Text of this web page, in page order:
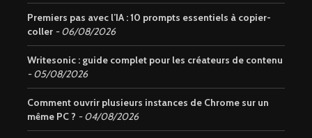
Premiers pas avec l’IA : 10 prompts essentiels à copier-
coller
06/08/2026
Writesonic : guide complet pour les créateurs de contenu
05/08/2026
Comment ouvrir plusieurs instances de Chrome sur un
même PC ?
04/08/2026